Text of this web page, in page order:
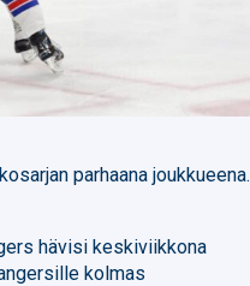
parhaana joukkueena.
hävisi keskiviikkona
kolmas